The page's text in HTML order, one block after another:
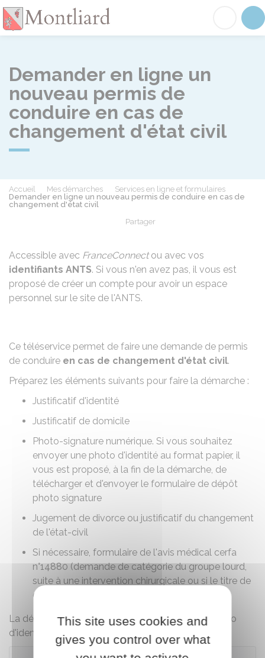
Demander en ligne un
nouveau permis de
conduire en cas de
changement d'état civil
Accueil Mes démarches
Services en ligne et formulaires
Demander en ligne un nouveau permis de conduire en cas de
changement d'état civil
Partager
Accessible avec FranceConnectou avec vos
identifiants ANTS. Si vous n'en avez pas, il vous est
proposé de créer un compte pour avoir un espace
personnel sur le site de l'ANTS.
Ce téléservice permet de faire une demande de permis
de conduire en cas de changement d'état civil.
Préparez les éléments suivants pour faire la démarche :
Justificatif d'identité
Justificatif de domicile
Photo-signature numérique. Si vous souhaitez
envoyer une photo d'identité au format papier, il
vous est proposé, à la fin de la démarche, de
télécharger et d'envoyer le formulaire de dépôt
photo signature
Jugement de divorce ou justificatif du changement
de l'état-civil
Si nécessaire, formulaire de l'avis médical cerfa
n°14880(demande de catégorie du groupe lourd,
suite à une intervention chirurgicale ou si le titre de
conduite est soumis à avis médical).
La démarche est gratuite, excepté les frais de photo
d'identité.
This site uses cookies and
gives you control over what